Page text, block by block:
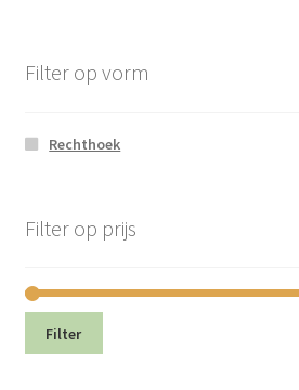
Filter op vorm
Rechthoek
Filter op prijs
Filter